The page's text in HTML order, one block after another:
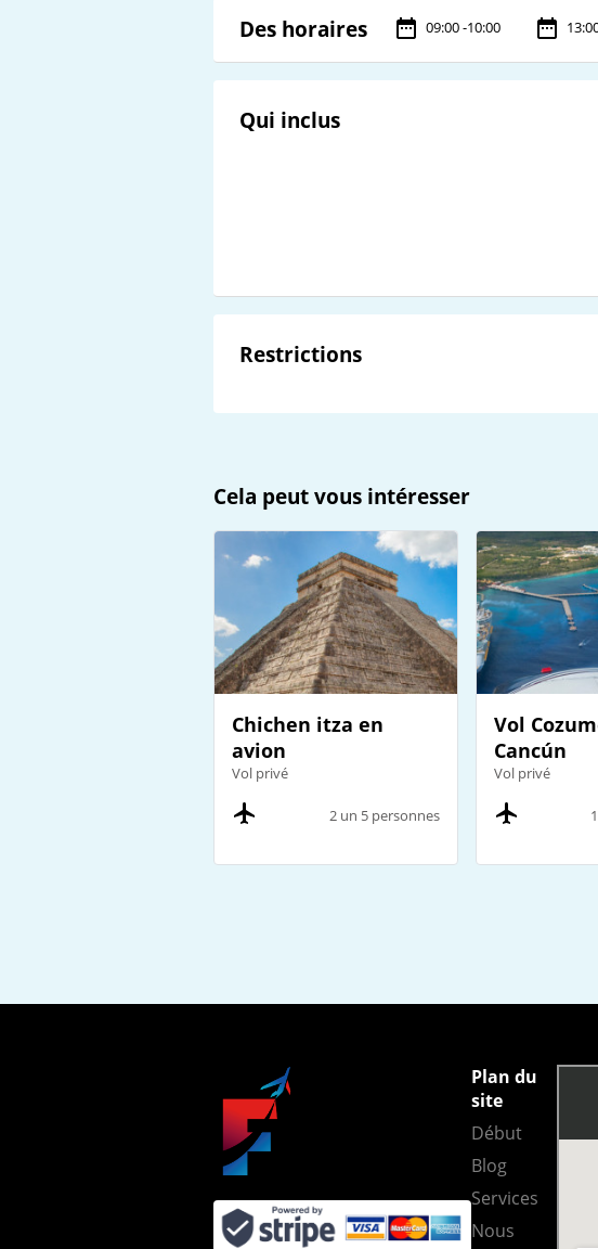
Des horaires 09:00 -10:00
Qui inclus
Restrictions
Cela peut vous intéresser
Chichen itza en
avion
Vol privé
2 un 5 personnes
Vol
Cancún
Vol privé
Plan du
site
Début
Blog
Services
Nous